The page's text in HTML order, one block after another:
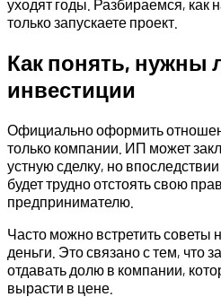
уходят годы. Разбираемся, как
только запускаете проект.
Как понять, нужны
инвестиции
Официально оформить
только компании. ИП может
устную сделку, но
будет трудно отстоять свою
предпринимателю.
Часто можно встретить советы
деньги. Это связано с тем, что
отдавать долю в компании,
вырасти в цене.